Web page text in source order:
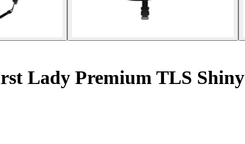
Lady Premium TLS Shiny